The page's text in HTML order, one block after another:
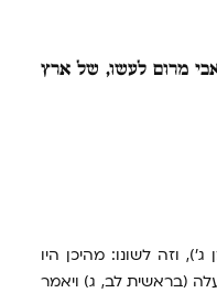
מרום לעשו, של ארץ
וזה לשונו: מהיכן היו
(בראשית לב, ג) ויאמר